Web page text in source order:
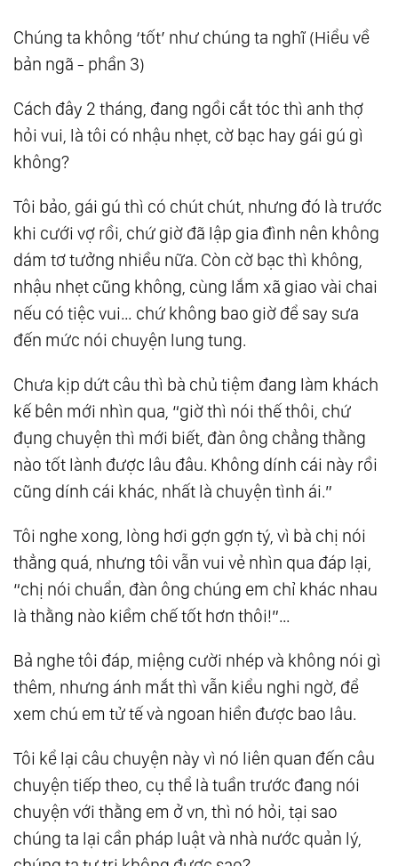
Những Tâm Hồn Lạc Lối
14.Tri Thức Thuộc Về Ai?
15.Bàn Về ‘Phước Tuệ’
16.Phước Có Tôi Và Phước Không Tôi
17.Dục
18.Tự Do Khỏi Vô Thường
19.
Trí Tuệ Vô Biên, Thần Giao Cách Cảm, Và
Hiệu Ứng Con Khỉ Thứ 100
20.Nô Lệ Tâm Thức
21.Đừng Chơi Với Quỷ
22.Tiếng Chuông Thiện Ác
23.Tà Ngữ
Quen To, Thói Quen Nhỏ
25.Nhát Đời Và Sống Mòn
26.Nỗi Sợ ‘Chưa Đủ’
Nghỉ Yêu Vài Hôm
28.
29.Sống Ảo, Sống Thật, Và Cuộc Chơi Kiếm
Tìm
30.Hạnh Phúc, Ai Hơn Ai ?
31.Cố Gắng Hạnh Phúc, Cố Gắng Không Sợ,
Cố Gắng Bình An, Cố Gắng Đủ Đầy!
32.Đừng Mắc Kẹt Trong Quá Khứ
33.Bàn Về Chữ ‘Trung’
35. Đừng Bỏ Rơi Chính Mình
36.Bình Tĩnh Sống
37.Trật Tự Nội Tâm
38. Động Lực Sống
Chúng ta không ‘tốt’ như chúng ta nghĩ (Hiểu về
bản ngã - phần 3)
Cách đây 2 tháng, đang ngồi cắt tóc thì anh thợ
hỏi vui, là tôi có nhậu nhẹt, cờ bạc hay gái gú gì
không?
Tôi bảo, gái gú thì có chút chút, nhưng đó là trước
khi cưới vợ rồi, chứ giờ đã lập gia đình nên không
dám tơ tưởng nhiều nữa. Còn cờ bạc thì không,
nhậu nhẹt cũng không, cùng lắm xã giao vài chai
nếu có tiệc vui… chứ không bao giờ để say sưa
đến mức nói chuyện lung tung.
Chưa kịp dứt câu thì bà chủ tiệm đang làm khách
kế bên mới nhìn qua, “giờ thì nói thế thôi, chứ
đụng chuyện thì mới biết, đàn ông chẳng thằng
nào tốt lành được lâu đâu. Không dính cái này rồi
cũng dính cái khác, nhất là chuyện tình ái.”
Tôi nghe xong, lòng hơi gợn gợn tý, vì bà chị nói
thẳng quá, nhưng tôi vẫn vui vẻ nhìn qua đáp lại,
“chị nói chuẩn, đàn ông chúng em chỉ khác nhau
là thằng nào kiềm chế tốt hơn thôi!”…
Bả nghe tôi đáp, miệng cười nhép và không nói gì
thêm, nhưng ánh mắt thì vẫn kiểu nghi ngờ, để
xem chú em tử tế và ngoan hiền được bao lâu.
Tôi kể lại câu chuyện này vì nó liên quan đến câu
chuyện tiếp theo, cụ thể là tuần trước đang nói
chuyện với thằng em ở vn, thì nó hỏi, tại sao
chúng ta lại cần pháp luật và nhà nước quản lý,